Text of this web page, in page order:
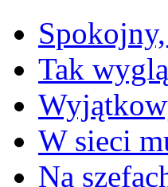
Tak
W sieci
Na